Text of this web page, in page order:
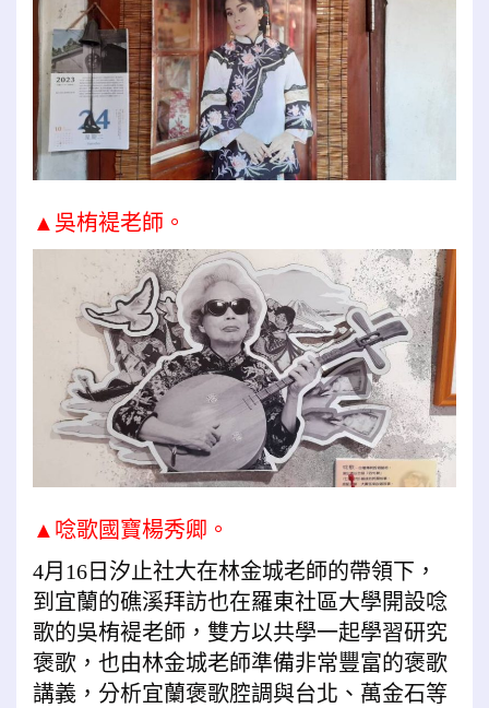
▲吳栯褆老師。
▲唸歌國寶楊秀卿。
4月16日汐止社大在林金城老師的帶領下，
到宜蘭的礁溪拜訪也在羅東社區大學開設唸
歌的吳栯褆老師，雙方以共學一起學習研究
褒歌，也由林金城老師準備非常豐富的褒歌
講義，分析宜蘭褒歌腔調與台北、萬金石等